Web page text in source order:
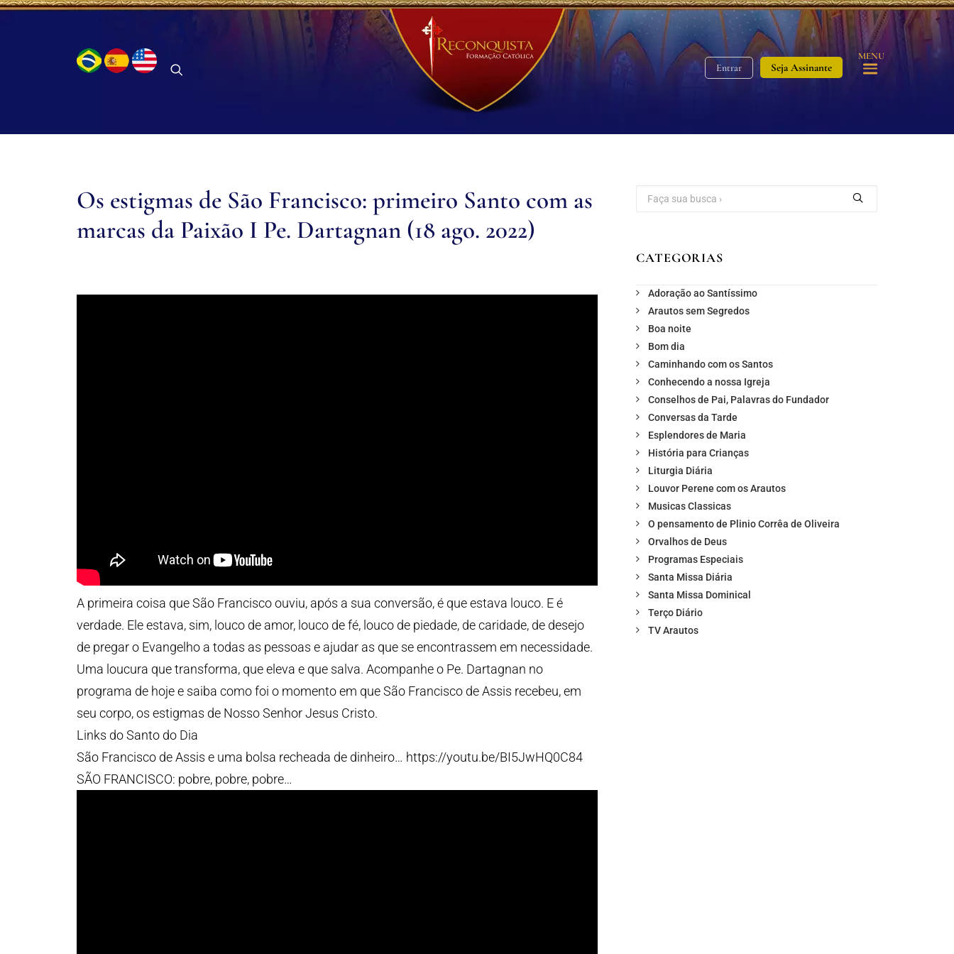
Entrar Seja Assinante
MENU
Os estigmas de São Francisco: primeiro Santo com as
marcas da Paixão I Pe. Dartagnan (18 ago. 2022)
A primeira coisa que São Francisco ouviu, após a sua conversão, é que estava louco. E é
verdade. Ele estava, sim, louco de amor, louco de fé, louco de piedade, de caridade, de desejo
de pregar o Evangelho a todas as pessoas e ajudar as que se encontrassem em necessidade.
Uma loucura que transforma, que eleva e que salva. Acompanhe o Pe. Dartagnan no
programa de hoje e saiba como foi o momento em que São Francisco de Assis recebeu, em
seu corpo, os estigmas de Nosso Senhor Jesus Cristo.
Links do Santo do Dia
São Francisco de Assis e uma bolsa recheada de dinheiro… https://youtu.be/BI5JwHQ0C84
SÃO FRANCISCO: pobre, pobre, pobre…
CATEGORIAS
Adoração ao Santíssimo
Arautos sem Segredos
Boa noite
Bom dia
Caminhando com os Santos
Conhecendo a nossa Igreja
Conselhos de Pai, Palavras do Fundador
Conversas da Tarde
Esplendores de Maria
História para Crianças
Liturgia Diária
Louvor Perene com os Arautos
Musicas Classicas
O pensamento de Plinio Corrêa de Oliveira
Orvalhos de Deus
Programas Especiais
Santa Missa Diária
Santa Missa Dominical
Terço Diário
TV Arautos